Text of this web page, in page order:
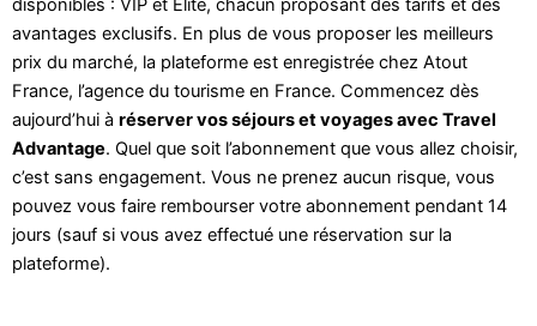
disponibles : VIP et Élite, chacun proposant des tarifs et des
avantages exclusifs. En plus de vous proposer les meilleurs
prix du marché, la plateforme est enregistrée chez Atout
France, l’agence du tourisme en France. Commencez dès
aujourd’hui à réserver vos séjours et voyages avec Travel
Advantage. Quel que soit l’abonnement que vous allez choisir,
c’est sans engagement. Vous ne prenez aucun risque, vous
pouvez vous faire rembourser votre abonnement pendant 14
jours (sauf si vous avez effectué une réservation sur la
plateforme).